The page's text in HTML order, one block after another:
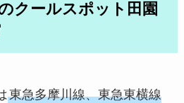
クールスポット田園
東急多摩川線、東急東横線